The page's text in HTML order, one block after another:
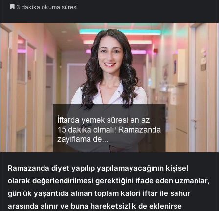
3 dakika okuma süresi
Ramazanda diyet yapılıp yapılamayacağının kişisel
olarak değerlendirilmesi gerektiğini ifade eden uzmanlar,
günlük yaşantıda alınan toplam kalori iftar ile sahur
arasında alınır ve buna hareketsizlik de eklenirse